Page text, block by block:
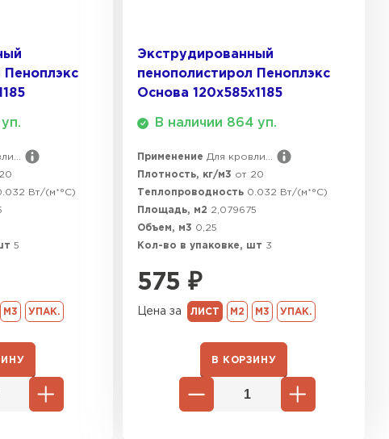
Пеноплэкс
Вт/(м*°C)
5
М3 УПАК.
Экструдированный
пенополистирол Пеноплэкс
Основа 120х585х1185
В наличии 864 уп.
Применение Для кровли...
Плотность, кг/м3 от 20
Теплопроводность 0.032 Вт/(м*°C)
Площадь, м2 2,079675
Объем, м3 0,25
Кол-во в упаковке, шт 3
575 ₽
Цена за ЛИСТ М2 М3 УПАК.
В КОРЗИНУ